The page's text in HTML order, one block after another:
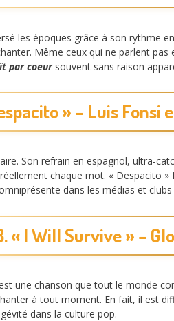
les époques grâce à son rythme
Même ceux qui ne parlent
par coeursouvent sans raison
» – Luis Fonsi
Son refrain en espagnol, ultra-
chaque mot. « Despacito »
dans les médias et
« I Will Survive » –
une chanson que tout le monde
à tout moment. En fait, il est
dans la culture pop.